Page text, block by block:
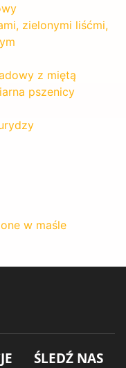
zielonymi liśćmi,
z miętą
pszenicy
w maśle
ŚLEDŹ NAS